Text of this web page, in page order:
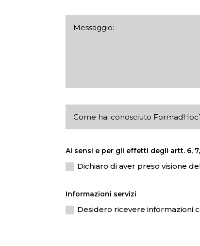
Ai sensi e per gli effetti degli artt. 6,
Dichiaro di aver preso visione
Informazioni servizi
Desidero ricevere informazioni